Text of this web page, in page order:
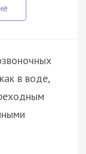
в воде,